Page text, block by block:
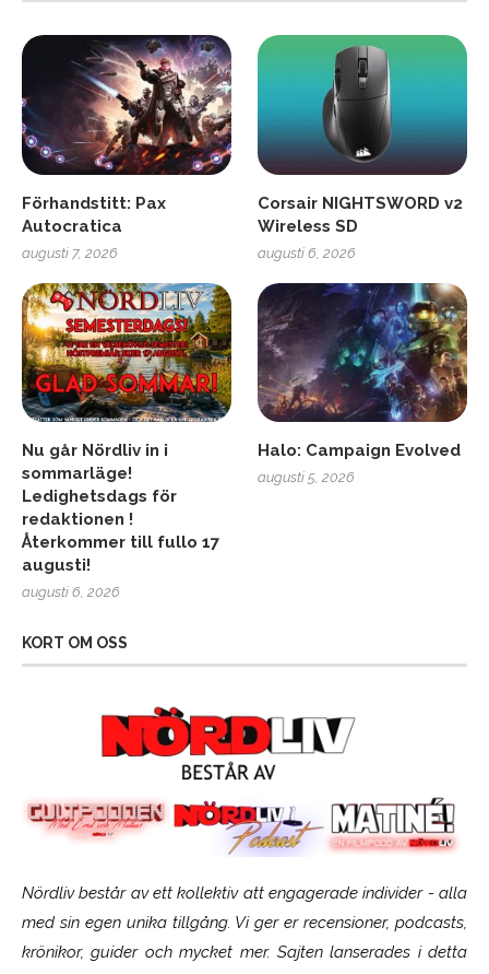
Förhandstitt: Pax
Autocratica
augusti 7, 2026
Corsair NIGHTSWORD v2
Wireless SD
augusti 6, 2026
Nu går Nördliv in i
sommarläge!
Ledighetsdags för
redaktionen !
Återkommer till fullo 17
augusti!
augusti 6, 2026
Halo: Campaign Evolved
augusti 5, 2026
KORT OM OSS
Nördliv består av ett kollektiv att engagerade individer - alla
med sin egen unika tillgång. Vi ger er recensioner, podcasts,
krönikor, guider och mycket mer. Sajten lanserades i detta